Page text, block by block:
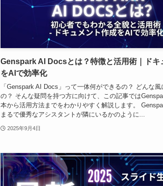
Genspark AI Docsとは？特徴と活用術｜ドキ
をAIで効率化
「Genspark AI Docs」って一体何ができるの？ どんな
の？ そんな疑問を持つ方に向けて、この記事では
本から活用方法までをわかりやすく解説します。
まるで優秀なアシスタントが隣にいるかのように...
2025年9月4日